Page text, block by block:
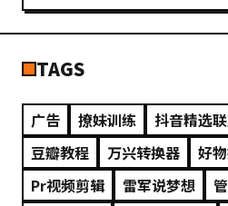
TAGS
广告 撩妹训练 抖音精选
豆瓣教程
万兴转换器 好
Pr视频剪辑
雷军说梦想